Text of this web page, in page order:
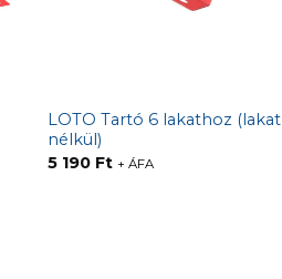
LOTO Tartó 6 lakathoz (lakat
nélkül)
5 190 Ft + ÁFA